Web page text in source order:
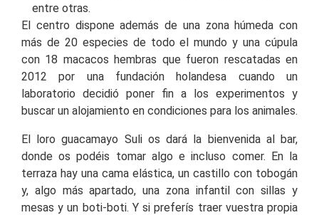
entre otras.
El centro dispone además de una zona húmeda con
más de 20 especies de todo el mundo y una cúpula
con 18 macacos hembras que fueron rescatadas en
2012 por una fundación holandesa cuando un
laboratorio decidió poner fin a los experimentos y
buscar un alojamiento en condiciones para los animales.
El loro guacamayo Suli os dará la bienvenida al bar,
donde os podéis tomar algo e incluso comer. En la
terraza hay una cama elástica, un castillo con tobogán
y, algo más apartado, una zona infantil con sillas y
mesas y un boti-boti. Y si preferís traer vuestra propia